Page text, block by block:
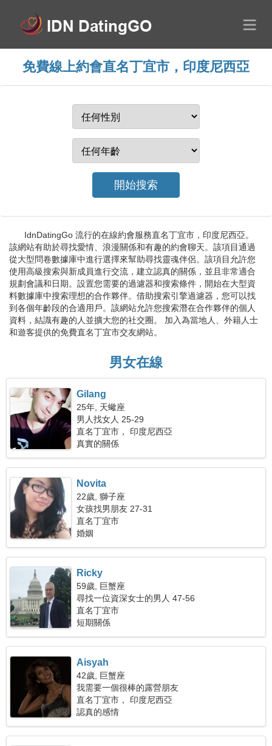
免費線上約會直名丁宜市，印度尼西亞
IdnDatingGo 流行的在線約會服務直名丁宜市，印度尼西亞。
該網站有助於尋找愛情、浪漫關係和有趣的約會聊天。該項目通過
從大型問卷數據庫中進行選擇來幫助尋找靈魂伴侶。該項目允許您
使用高級搜索與新成員進行交流，建立認真的關係，並且非常適合
規劃會議和日期。設置您需要的過濾器和搜索條件，開始在大型資
料數據庫中搜索理想的合作夥伴。借助搜索引擎過濾器，您可以找
到各個年齡段的合適用戶。該網站允許您搜索潛在合作夥伴的個人
資料，結識有趣的人並擴大您的社交圈。 加入為當地人、外籍人士
和遊客提供的免費直名丁宜市交友網站。
男女在線
Gilang
25年, 天蠍座
男人找女人 25-29
直名丁宜市， 印度尼西亞
真實的關係
Novita
22歲, 獅子座
女孩找男朋友 27-31
直名丁宜市
婚姻
Ricky
59歲, 巨蟹座
尋找一位資深女士的男人 47-56
直名丁宜市
短期關係
Aisyah
42歲, 巨蟹座
我需要一個很棒的露營朋友
直名丁宜市， 印度尼西亞
認真的感情